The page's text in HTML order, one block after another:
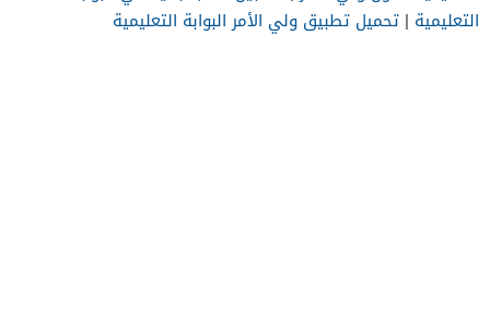
التعليمية | تحميل تطبيق ولي الأمر البوابة التعليمية